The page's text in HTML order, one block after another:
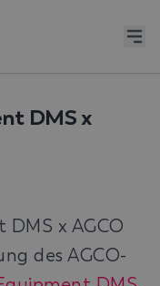
DMS x
x AGCO
des AGCO-